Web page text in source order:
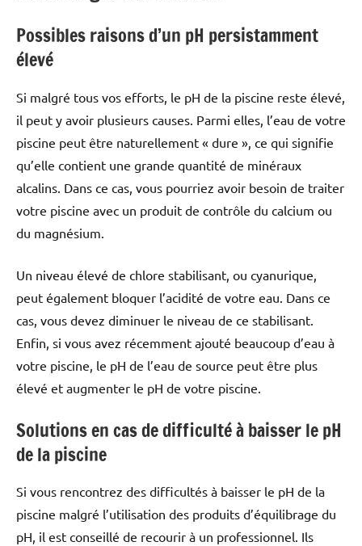
Possibles raisons d’un pH persistamment
élevé
Si malgré tous vos efforts, le pH de la piscine reste élevé,
il peut y avoir plusieurs causes. Parmi elles, l’eau de votre
piscine peut être naturellement « dure », ce qui signifie
qu’elle contient une grande quantité de minéraux
alcalins. Dans ce cas, vous pourriez avoir besoin de traiter
votre piscine avec un produit de contrôle du calcium ou
du magnésium.
Un niveau élevé de chlore stabilisant, ou cyanurique,
peut également bloquer l’acidité de votre eau. Dans ce
cas, vous devez diminuer le niveau de ce stabilisant.
Enfin, si vous avez récemment ajouté beaucoup d’eau à
votre piscine, le pH de l’eau de source peut être plus
élevé et augmenter le pH de votre piscine.
Solutions en cas de difficulté à baisser le pH
de la piscine
Si vous rencontrez des difficultés à baisser le pH de la
piscine malgré l’utilisation des produits d’équilibrage du
pH, il est conseillé de recourir à un professionnel. Ils